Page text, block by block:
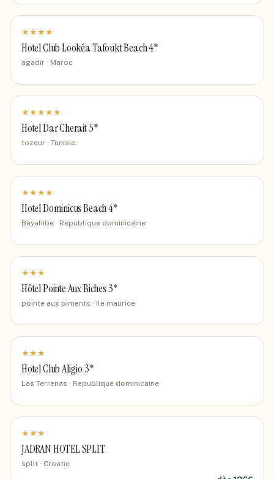
★ ★ ★ ★
Hotel Club Lookéa Tafoukt Beach 4*
agadir · Maroc
★ ★ ★ ★ ★
Hotel Dar Cherait 5*
tozeur · Tunisie
★ ★ ★ ★
Hotel Dominicus Beach 4*
Bayahibe · Republique dominicaine
★ ★ ★
Hôtel Pointe Aux Biches 3*
pointe aux piments · Ile maurice
★ ★ ★
Hotel Club Aligio 3*
Las Terrenas · Republique dominicaine
★ ★ ★
JADRAN HOTEL SPLIT
split · Croatie